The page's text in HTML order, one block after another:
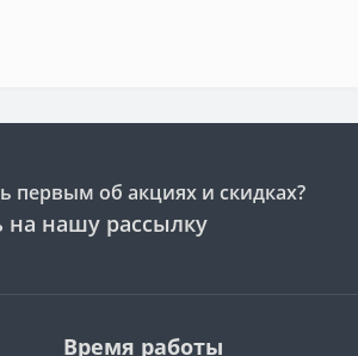
первым об акциях и скидках?
нашу рассылку
Время работы